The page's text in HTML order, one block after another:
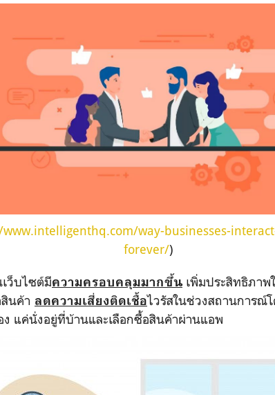
way-businesses-
forever/)
ว็บไซต์มีความครอบคลุมมากขึ้นเพิ่มประสิทธิภาพ
นค้า ลดความเสี่ยงติดเชื้อไวรัสในช่วงสถานการณ์
ง แค่นั่งอยู่ที่บ้านและเลือกซื้อสินค้าผ่านแอพ